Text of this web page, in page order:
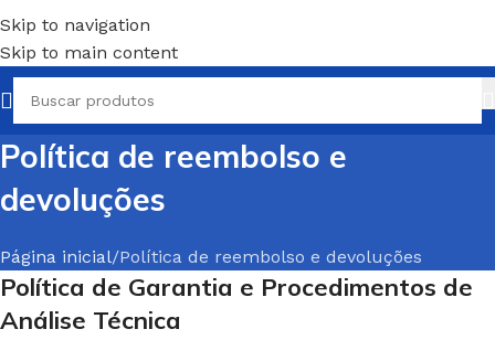
Skip to navigation
Skip to main content
Política de reembolso e
devoluções
Página inicial Política de reembolso e devoluções
Política de Garantia e Procedimentos de
Análise Técnica